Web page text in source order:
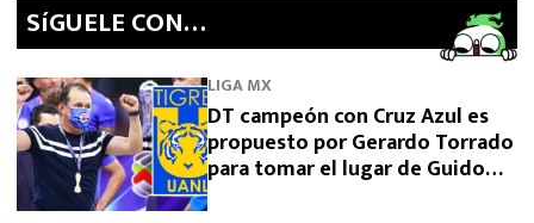
SíGUELE CON…
LIGA MX
DT campeón con Cruz Azul es
propuesto por Gerardo Torrado
para tomar el lugar de Guido